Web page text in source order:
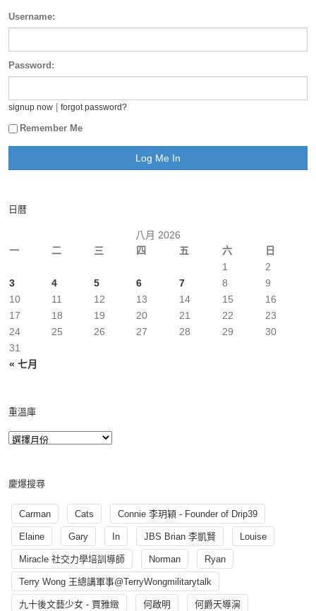
Username:
Password:
signup now forgot password?
Remember Me
日曆
八月 2026
一
二 三 四 五 六 日
« 七月
1
2
3
4 5 6 7 8
9
10
11 12 13 14 15
16
17
18 19 20 21 22
23
24
25 26 27 28 29
30
31
重溫庫
慶爆搜尋
Carman Cats Connie 李玥穎 - Founder of Drip39
Elaine Gary In JBS Brian 李凱賢 Louise
Miracle 社交力學培訓導師 Norman Ryan
Terry Wong 王總講軍事@TerryWongmilitarytalk
九十後文藝少女 - 賈雅緻 何啟明 何爵天導演